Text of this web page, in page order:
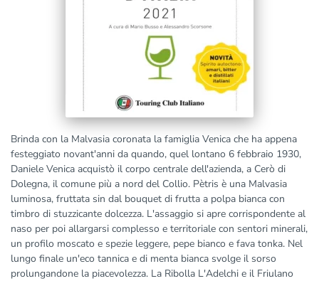
Brinda con la Malvasia coronata la famiglia Venica che ha appena
festeggiato novant'anni da quando, quel lontano 6 febbraio 1930,
Daniele Venica acquistò il corpo centrale dell'azienda, a Cerò di
Dolegna, il comune più a nord del Collio. Pètris è una Malvasia
luminosa, fruttata sin dal bouquet di frutta a polpa bianca con
timbro di stuzzicante dolcezza. L'assaggio si apre corrispondente al
naso per poi allargarsi complesso e territoriale con sentori minerali,
un profilo moscato e spezie leggere, pepe bianco e fava tonka. Nel
lungo finale un'eco tannica e di menta bianca svolge il sorso
prolungandone la piacevolezza. La Ribolla L'Adelchi e il Friulano